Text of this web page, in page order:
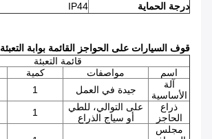
درجة الحماية
IP44
قوف السيارات على الحواجز القائمة بوابة التعبئة
قائمة التعبئة
اسم
مواصفات كمية
آلة
الأساسية
جيدة في العمل 1
ذراع
الحاجز
على التوالي، للطي
أو سياج الذراع
1
مجلس